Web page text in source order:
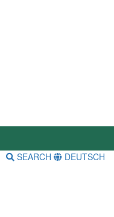
SEARCH DEUTSCH